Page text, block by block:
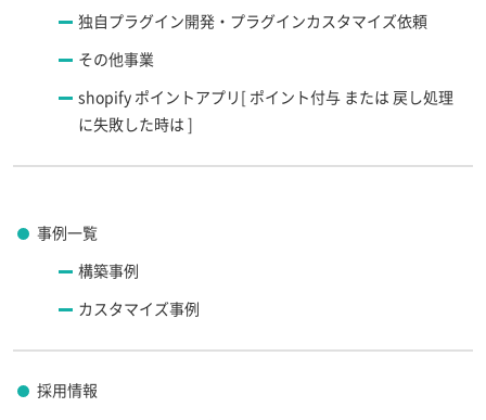
独自プラグイン開発・プラグインカスタマイズ依頼
その他事業
shopify ポイントアプリ[ ポイント付与 または 戻し処理
に失敗した時は ]
事例一覧
構築事例
カスタマイズ事例
採用情報